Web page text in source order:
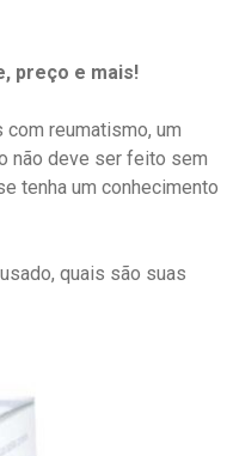
preço e mais!
reumatismo, um
não deve ser feito sem
tenha um conhecimento
quais são suas